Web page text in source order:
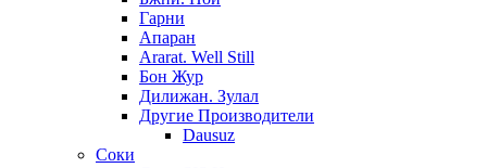
Гарни
Апаран
Ararat. Well Still
Бон Жур
Дилижан. Зулал
Другие Производители
Dausuz
Соки